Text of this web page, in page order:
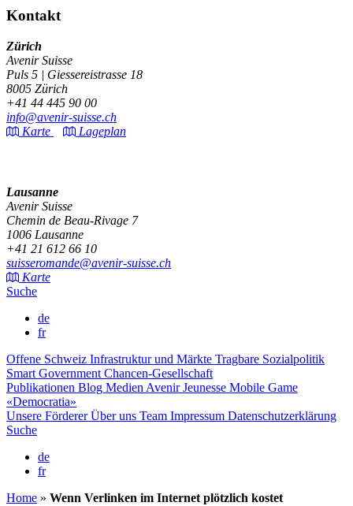
Kontakt
Zürich
Avenir Suisse
Puls 5 | Giessereistrasse 18
8005 Zürich
+41 44 445 90 00
info@avenir-suisse.ch
Karte
Lageplan
Lausanne
Avenir Suisse
Chemin de Beau-Rivage 7
1006 Lausanne
+41 21 612 66 10
suisseromande@avenir-suisse.ch
Karte
Suche
de
fr
Offene Schweiz Infrastruktur und Märkte Tragbare Sozialpolitik
Smart GovernmentChancen-Gesellschaft
Publikationen Blog MedienAvenir Jeunesse Mobile Game
«Democratia»
Unsere FördererÜber uns Team Impressum Datenschutzerklärung
Suche
de
fr
Home » Wenn Verlinken im Internet plötzlich kostet